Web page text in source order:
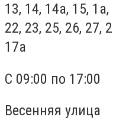
13, 14, 14а, 15,
22, 23, 25, 26, 27,
17а
С 09:00 по 17:00
Весенняя улица